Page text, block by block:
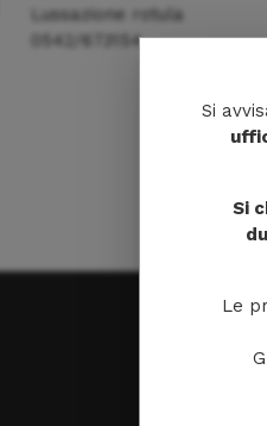
Lussazione rotula
0542/673154
Si
Si
Le